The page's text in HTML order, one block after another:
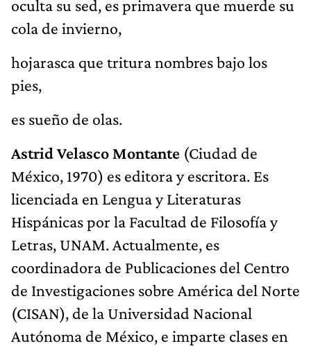
oculta su sed, es primavera que muerde su
cola de invierno,
hojarasca que tritura nombres bajo los
pies,
es sueño de olas.
Astrid Velasco Montante (Ciudad de
México, 1970) es editora y escritora. Es
licenciada en Lengua y Literaturas
Hispánicas por la Facultad de Filosofía y
Letras, UNAM. Actualmente, es
coordinadora de Publicaciones del Centro
de Investigaciones sobre América del Norte
(CISAN), de la Universidad Nacional
Autónoma de México, e imparte clases en